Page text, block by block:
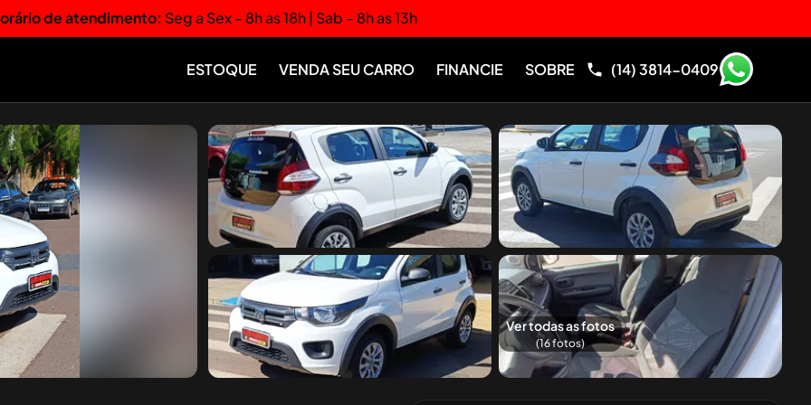
de atendimento: Seg a Sex - 8h as 18h | Sab - 8h as 13h
ESTOQUE VENDA SEU CARRO FINANCIE SOBRE (14) 3814-0409
Ver todas as fotos
(16fotos)